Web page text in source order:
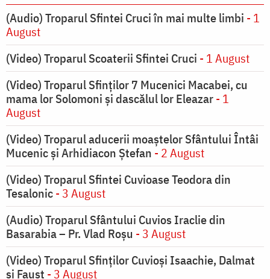
(Audio) Troparul Sfintei Cruci în mai multe limbi - 1
August
(Video) Troparul Scoaterii Sfintei Cruci - 1 August
(Video) Troparul Sfinților 7 Mucenici Macabei, cu
mama lor Solomoni și dascălul lor Eleazar- 1
August
(Video) Troparul aducerii moaștelor Sfântului Întâi
Mucenic și Arhidiacon Ștefan - 2 August
(Video) Troparul Sfintei Cuvioase Teodora din
Tesalonic- 3 August
(Audio) Troparul Sfântului Cuvios Iraclie din
Basarabia – Pr. Vlad Roșu - 3 August
(Video) Troparul Sfinților Cuvioși Isaachie, Dalmat
și Faust - 3 August